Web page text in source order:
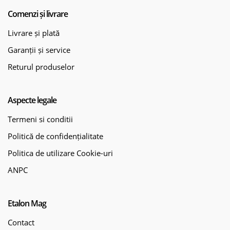
Comenzi și livrare
Livrare și plată
Garanții și service
Returul produselor
Aspecte legale
Termeni si conditii
Politică de confidențialitate
Politica de utilizare Cookie-uri
ANPC
Etalon Mag
Contact